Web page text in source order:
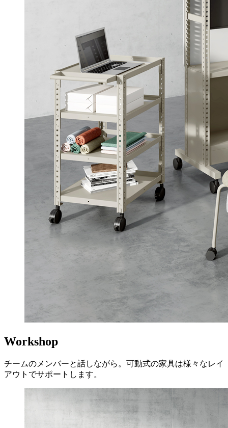
Workshop
チームのメンバーと話しながら。可動式の家具は様々なレイ
アウトでサポートします。